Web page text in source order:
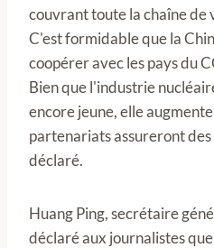
couvrant toute la chaîne de
C'est formidable que la
coopérer avec les pays du
Bien que l'industrie
encore jeune, elle
partenariats assureront
déclaré.
Huang Ping, secrétaire
déclaré aux journalistes